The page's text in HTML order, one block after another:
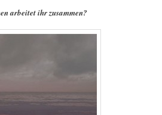
arbeitet ihr zusammen?